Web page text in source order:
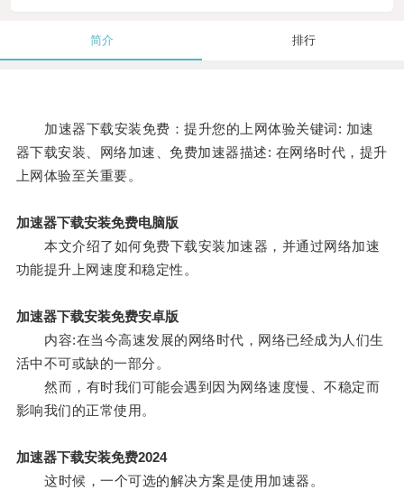
简介 排行
加速器下载安装免费：提升您的上网体验关键词: 加速
器下载安装、网络加速、免费加速器描述: 在网络时代，提升
上网体验至关重要。
加速器下载安装免费电脑版
本文介绍了如何免费下载安装加速器，并通过网络加速
功能提升上网速度和稳定性。
加速器下载安装免费安卓版
内容:在当今高速发展的网络时代，网络已经成为人们生
活中不可或缺的一部分。
然而，有时我们可能会遇到因为网络速度慢、不稳定而
影响我们的正常使用。
加速器下载安装免费2024
这时候，一个可选的解决方案是使用加速器。